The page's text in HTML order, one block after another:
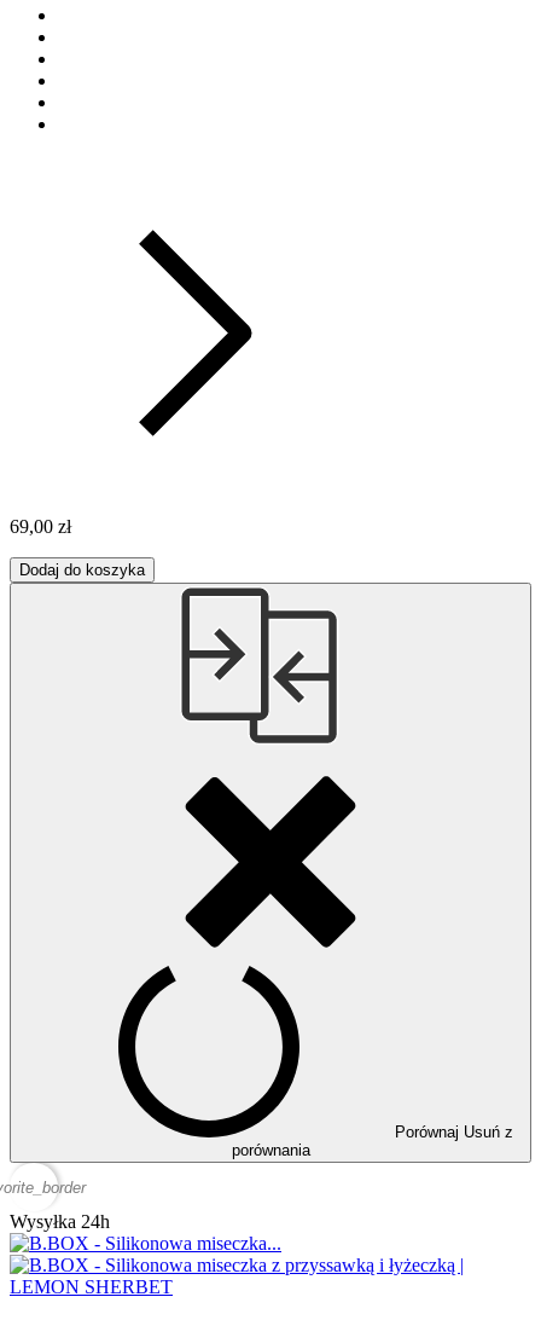
69,00 zł
Dodaj do koszyka
Porównaj Usuń z
porównania
Wysyłka 24h